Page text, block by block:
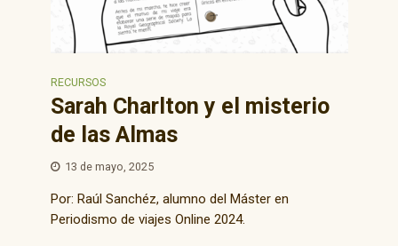
RECURSOS
Sarah Charlton y el misterio
de las Almas
13 de mayo, 2025
Por: Raúl Sanchéz, alumno del Máster en
Periodismo de viajes Online 2024.